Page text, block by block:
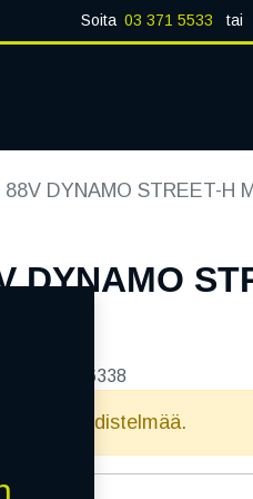
Soita 03 371 5533 tai
DYNAMO STREET-H
DYNAMO
236338
yhdistelmää.